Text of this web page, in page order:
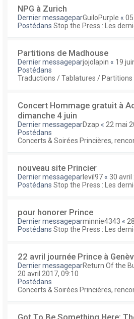
NPG à Zurich
Dernier messageparGuiloPurple «
Postédans Stop the Press : Les
Partitions de Madhouse
Dernier messageparjojolapin « 19
Postédans
Traductions / Tablatures /
Concert Hommage gratuit à
dimanche 4 juin
Dernier messageparDzap « 22 mai
Postédans
Concerts & Soirées Princières,
nouveau site Princier
Dernier messageparlevil97 « 30 avril
Postédans Stop the Press : Les
pour honorer Prince
Dernier messageparminnie4343 «
Postédans Stop the Press : Les
22 avril journée Prince à
Dernier messageparReturn Of the
20 avril 2017, 09:10
Postédans
Concerts & Soirées Princières,
Got To Be Something Here: